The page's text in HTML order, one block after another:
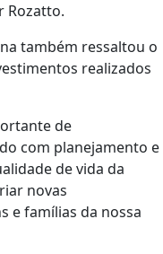
Rozatto.
também ressaltou o
realizados
de
com planejamento e
de vida da
novas
e famílias da nossa